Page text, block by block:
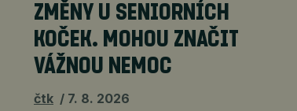
ZMĚNY U SENIORNÍCH
KOČEK. MOHOU ZNAČIT
VÁŽNOU NEMOC
čtk 7. 8. 2026